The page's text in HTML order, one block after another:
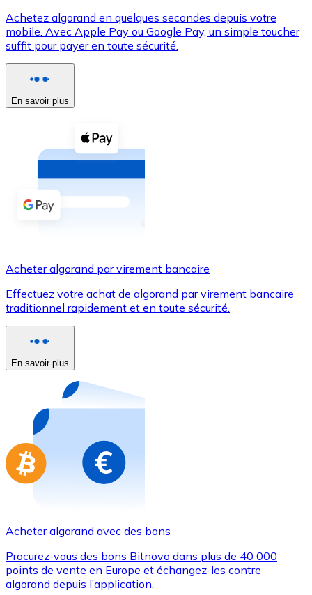
XRP
XRP
Voir toutes
Coupons crypto
Achetez des cryptomonnaies en espèces et d'autres
Acheter avec espèces
Virement SEPA
Utilisez les cartes Visa et Mastercard pour acheter
Acheter avec carte
Nouveau
Achetez des cartes-cadeaux de vos marques
Aller à la boutique de cartes-cadeaux
Achetez algorand en quelques secondes depuis votre
mobile. Avec Apple Pay ou Google Pay, un simple toucher
suffit pour payer en toute sécurité.
En savoir plus
Acheter algorand par virement bancaire
Effectuez votre achat de algorand par virement bancaire
traditionnel rapidement et en toute sécurité.
En savoir plus
Acheter algorand avec des bons
Procurez-vous des bons Bitnovo dans plus de 40 000
points de vente en Europe et échangez-les contre
algorand depuis l’application.